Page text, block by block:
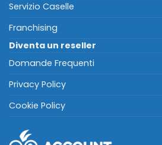
Servizio Caselle
Franchising
Diventa un reseller
Domande Frequenti
Privacy Policy
Cookie Policy